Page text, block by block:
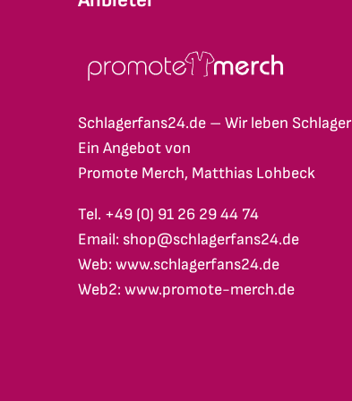
Schlagerfans24.de – Wir leben Schlager
Ein Angebot von
Promote Merch, Matthias Lohbeck
Tel. +49 (0) 91 26 29 44 74
Email: shop@schlagerfans24.de
Web: www.schlagerfans24.de
Web2: www.promote-merch.de